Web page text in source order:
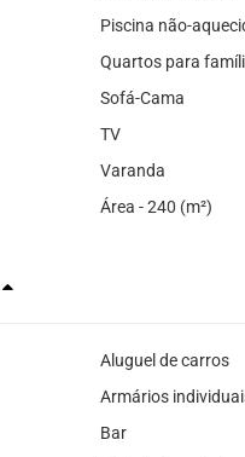
Piscina não-
Quartos para
Sofá-Cama
TV
Varanda
Área - 240 (m²)
Aluguel de carros
Armários
Bar